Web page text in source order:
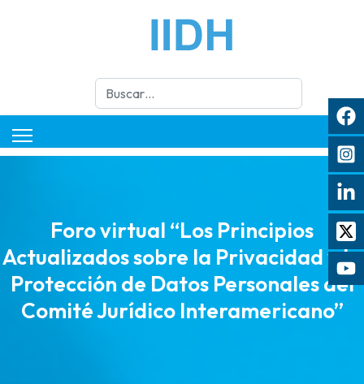
Buscar
Foro virtual “Los Principios
Actualizados sobre la Privacidad y la
Protección de Datos Personales del
Comité Jurídico Interamericano”